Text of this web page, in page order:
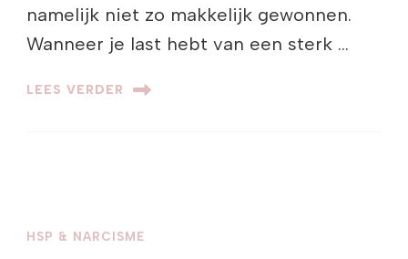
namelijk niet zo makkelijk gewonnen.
Wanneer je last hebt van een sterk …
LEES VERDER
HSP & NARCISME